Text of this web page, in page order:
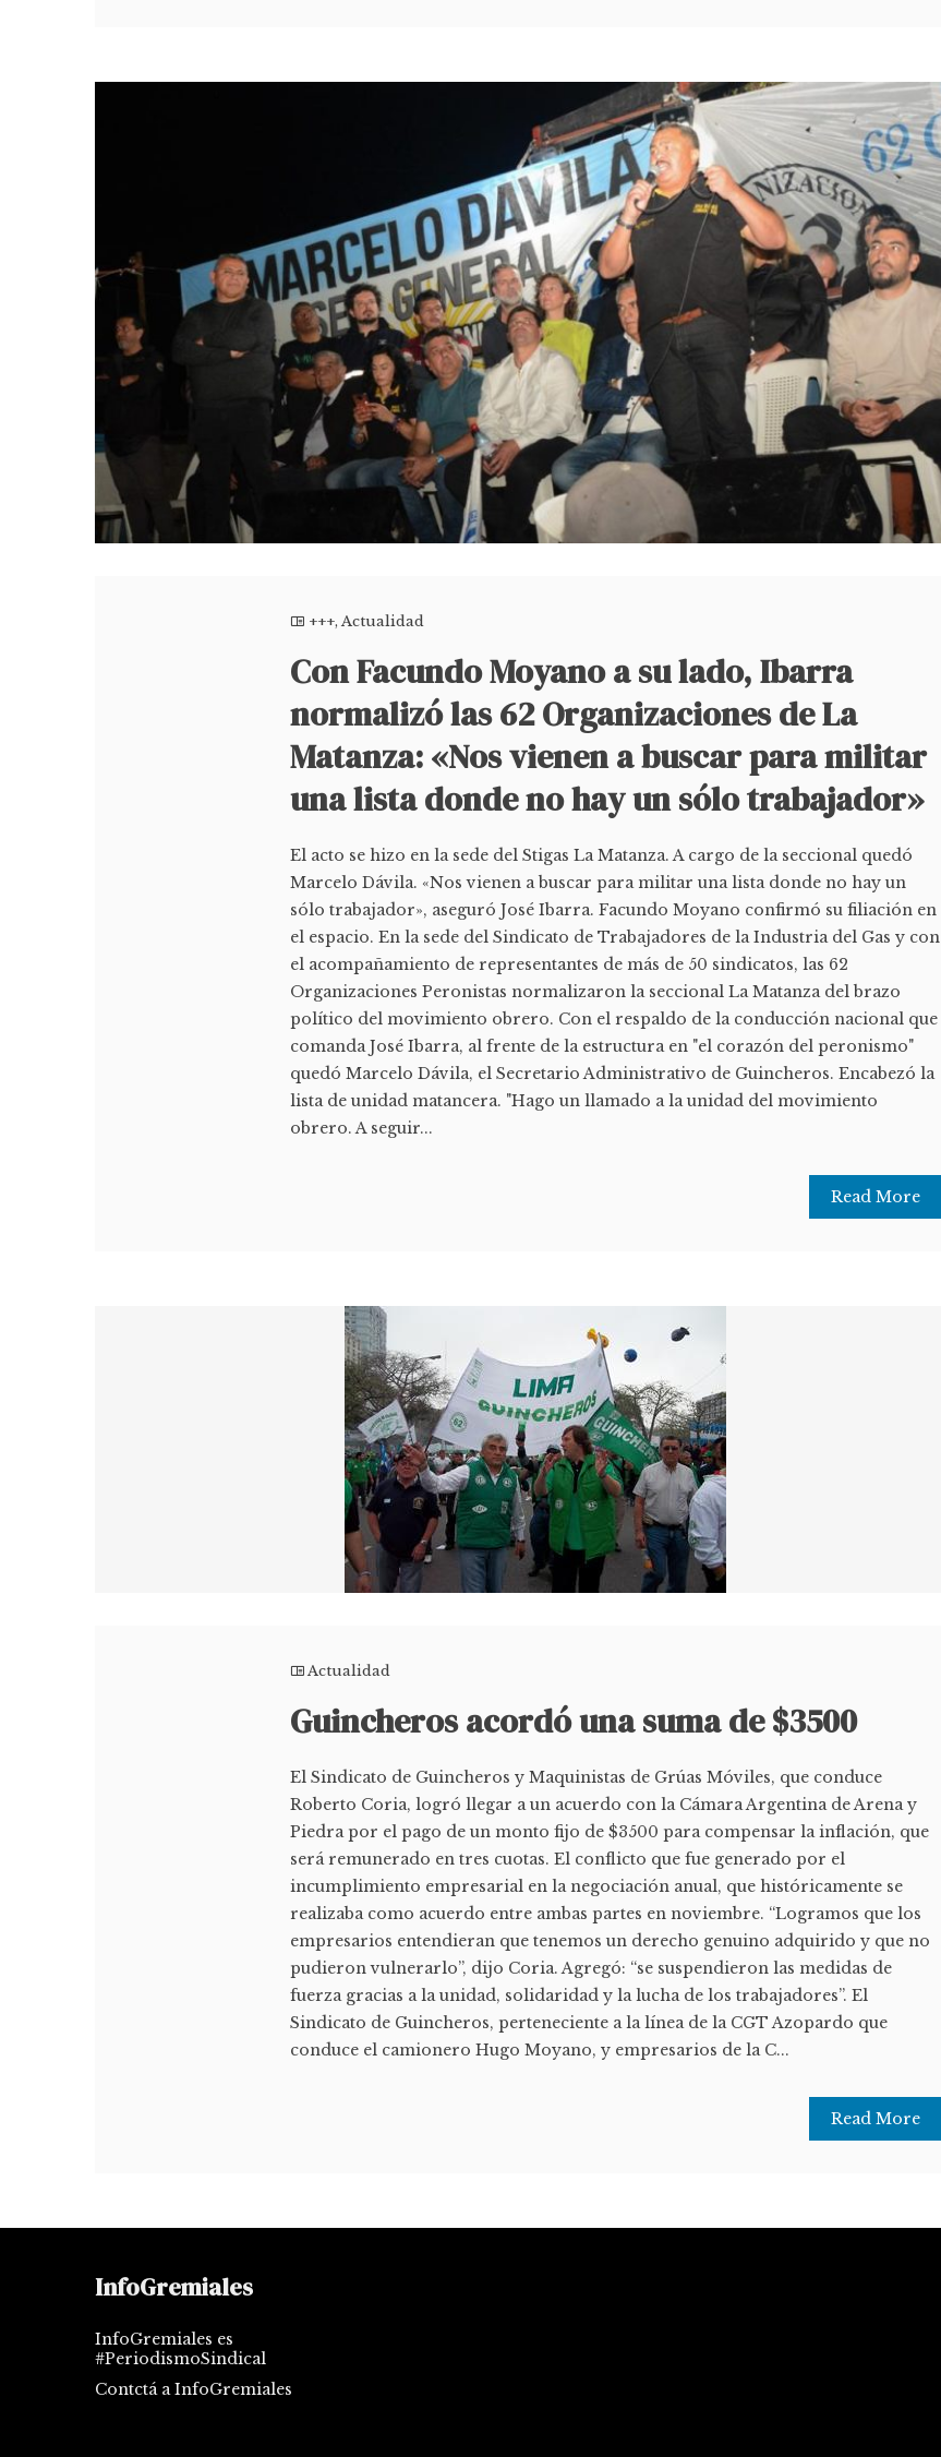
+++,Actualidad
Con Facundo Moyano a su lado, Ibarra
normalizó las 62 Organizaciones de La
Matanza: «Nos vienen a buscar para militar
una lista donde no hay un sólo trabajador»
El acto se hizo en la sede del Stigas La Matanza. A cargo de la seccional quedó
Marcelo Dávila. «Nos vienen a buscar para militar una lista donde no hay un
sólo trabajador», aseguró José Ibarra. Facundo Moyano confirmó su filiación en
el espacio. En la sede del Sindicato de Trabajadores de la Industria del Gas y con
el acompañamiento de representantes de más de 50 sindicatos, las 62
Organizaciones Peronistas normalizaron la seccional La Matanza del brazo
político del movimiento obrero. Con el respaldo de la conducción nacional que
comanda José Ibarra, al frente de la estructura en "el corazón del peronismo"
quedó Marcelo Dávila, el Secretario Administrativo de Guincheros. Encabezó la
lista de unidad matancera. "Hago un llamado a la unidad del movimiento
obrero. A seguir...
Read More
Actualidad
Guincheros acordó una suma de $3500
El Sindicato de Guincheros y Maquinistas de Grúas Móviles, que conduce
Roberto Coria, logró llegar a un acuerdo con la Cámara Argentina de Arena y
Piedra por el pago de un monto fijo de $3500 para compensar la inflación, que
será remunerado en tres cuotas. El conflicto que fue generado por el
incumplimiento empresarial en la negociación anual, que históricamente se
realizaba como acuerdo entre ambas partes en noviembre. “Logramos que los
empresarios entendieran que tenemos un derecho genuino adquirido y que no
pudieron vulnerarlo”, dijo Coria. Agregó: “se suspendieron las medidas de
fuerza gracias a la unidad, solidaridad y la lucha de los trabajadores”. El
Sindicato de Guincheros, perteneciente a la línea de la CGT Azopardo que
conduce el camionero Hugo Moyano, y empresarios de la C...
Read More
InfoGremiales
InfoGremiales es
#PeriodismoSindical
Contctá a InfoGremiales